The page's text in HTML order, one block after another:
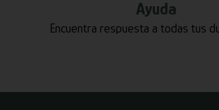
Ayuda
Encuentra respuesta a todas tus